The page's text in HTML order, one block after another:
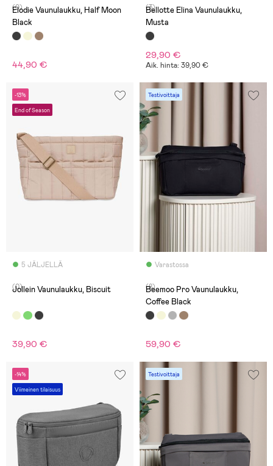
(0)
Elodie Vaunulaukku, Half Moon
Black
44,90 €
(3)
Bellotte Elina Vaunulaukku,
Musta
29,90 €
Aik. hinta: 39,90 €
-13%
End of Season
5 JÄLJELLÄ
(0)
Jollein Vaunulaukku, Biscuit
39,90 €
Testivoittaja
Varastossa
(8)
Beemoo Pro Vaunulaukku,
Coffee Black
59,90 €
-14%
Viimeinen tilaisuus
Testivoittaja